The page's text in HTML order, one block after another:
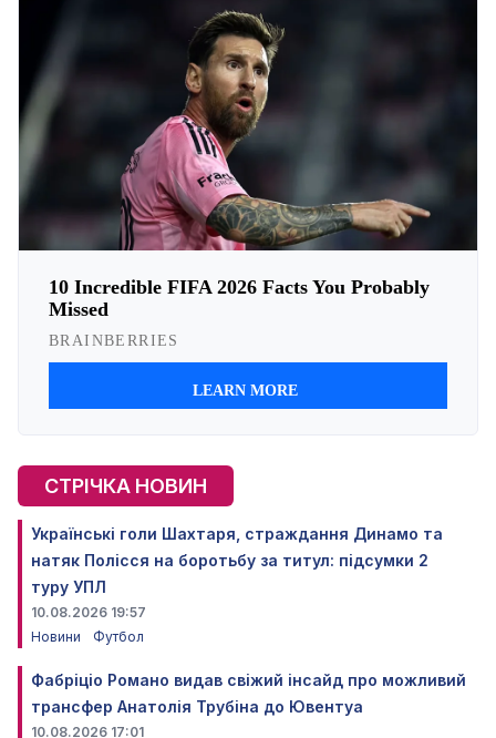
СТРІЧКА НОВИН
Українські голи Шахтаря, страждання Динамо та
натяк Полісся на боротьбу за титул: підсумки 2
туру УПЛ
10.08.2026 19:57
Новини
Футбол
Фабріціо Романо видав свіжий інсайд про можливий
трансфер Анатолія Трубіна до Ювентуа
10.08.2026 17:01